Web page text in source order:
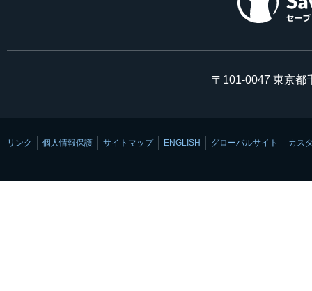
〒101-0047 東京都
リンク 個人情報保護 サイトマップ ENGLISH グローバルサイト カス